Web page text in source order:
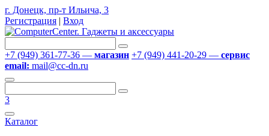
г. Донецк, пр-т Ильича, 3
Регистрация | Вход
+7 (949) 361-77-36 — магазин +7 (949) 441-20-29 — сервис
email: mail@cc-dn.ru
3
Каталог